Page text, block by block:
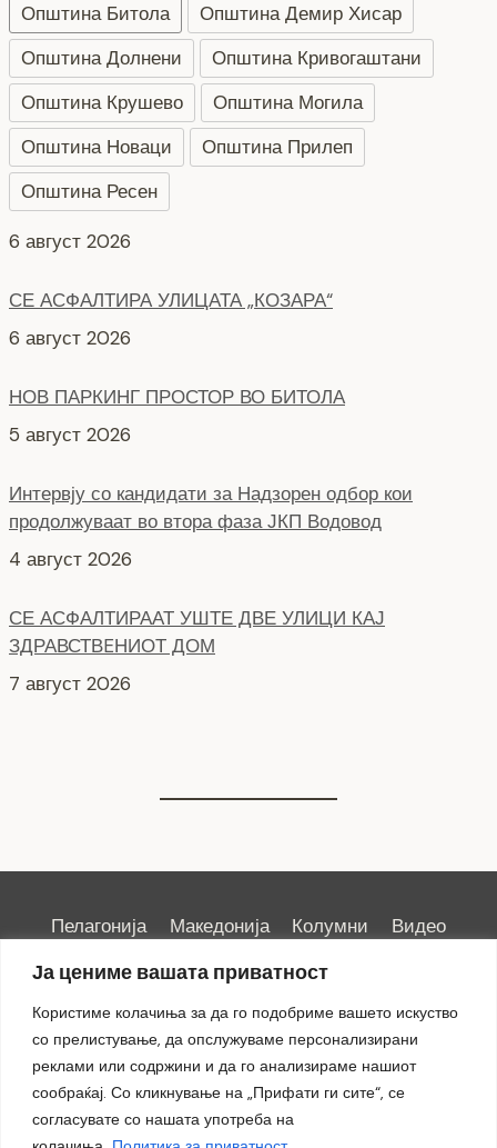
Ја цениме вашата приватност
Користиме колачиња за да го подобриме вашето искуство
со прелистување, да опслужуваме персонализирани
реклами или содржини и да го анализираме нашиот
сообраќај. Со кликнување на „Прифати ги сите“, се
согласувате со нашата употреба на
Општина Битола
Општина Демир Хисар
Општина Долнени
Општина Кривогаштани
Општина Крушево
Општина Могила
Општина Новаци
Општина Прилеп
Општина Ресен
СЕ АСФАЛТИРА УЛИЦАТА „КОЗАРА“
НОВ ПАРКИНГ ПРОСТОР ВО БИТОЛА
Интервју со кандидати за Надзорен одбор кои
4 август 2026
СЕ АСФАЛТИРААТ УШТЕ ДВЕ УЛИЦИ КАЈ
7 август 2026
НОВ ПАРКИНГ ПРОСТОР ВО ЦЕНТАРОТ НА ГРАДОТ
Пелагонија Македонија Колумни
Видео
Емисии
Култура Здравје
Занимливости
Спорт
ИРИС
Импресум